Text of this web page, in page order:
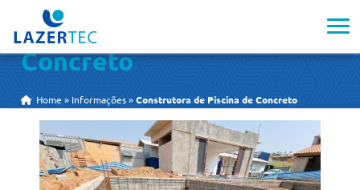
Construtora de Piscina de
Concreto
Home » Informações »Construtora de Piscina de Concreto